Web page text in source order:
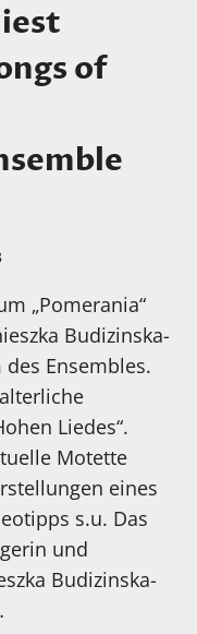
of
„Pomerania“
Budizinska-
Ensembles.
Liedes“.
Motette
eines
s.u. Das
und
Budizinska-